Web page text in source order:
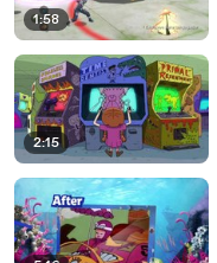
1:58
2:15